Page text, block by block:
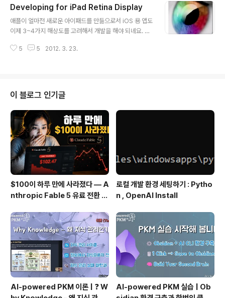
움직이게 하는 각각의 개별 이벤트들에 대해 설명하려고
합니다. 그리고 이 각기 다른 이벤트들이 어떻게 조화를 이
루도록 하는지에 대해 보여 드리겠습니다. 여러분 중 scen
용하시는데 문제가 있으셨던 분들은 이 글이 많은 도움이
Developing for iPad Retina Display
애플이 얼마전 새로운 아이패드를 만듦으로서 iOS 용 앱도
이제 3~4가지 해상도를 고려해서 개발을 해야 되네요. 안
일단 이미지를 Display 할 때 이미지가 찌그러지거나 흐
d Native Language로 할 때는 px 말고 div인가? 뭐 그
런 이미지 사이즈 단위를 사용하는 방법도 있고 또 코드 내
에서 디바이스 프로파일 정보를 얻어서 다른 이미지를 출
력하는 방법 또는 layout xml을 디바이스별로 다르게 준
비해서 사용하는 방법이 있고 그렇죠? Android Native
L..
5 5 2012. 3. 23.
이 블로그 인기글
$100이 하루 만에 사라졌다 — A
nthropic Fable 5 유료 전환 사
로컬 개발 환경 세팅하기 : Pytho
n , OpenAI Install
AI-powered PKM 이론 | ❓ W
AI-powered PKM 실습 | Ob